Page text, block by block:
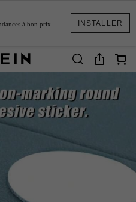
INSTALLER
à bon prix.